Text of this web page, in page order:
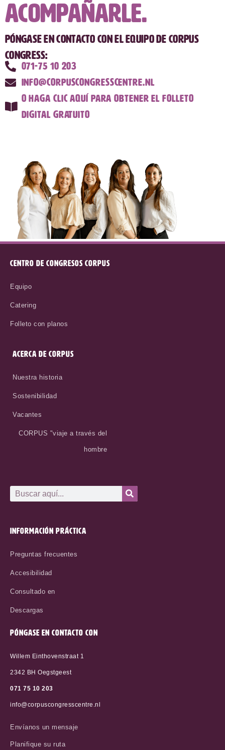
acompañarle.
Póngase en contacto con el equipo de CORPUS
Congress:
071-75 10 203
info@corpuscongresscentre.nl
O haga clic aquí para obtener el folleto
digital gratuito
CENTRO DE CONGRESOS CORPUS
Equipo
Catering
Folleto con planos
ACERCA DE CORPUS
Nuestra historia
Sostenibilidad
Vacantes
CORPUS "viaje a través del
hombre
INFORMACIÓN PRÁCTICA
Preguntas frecuentes
Accesibilidad
Consultado en
Descargas
PÓNGASE EN CONTACTO CON
Willem Einthovenstraat 1
2342 BH Oegstgeest
071 75 10 203
info@corpuscongresscentre.nl
Envíanos un mensaje
Planifique su ruta